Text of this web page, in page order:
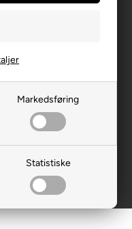
Markedsføring
Statistiske
dit